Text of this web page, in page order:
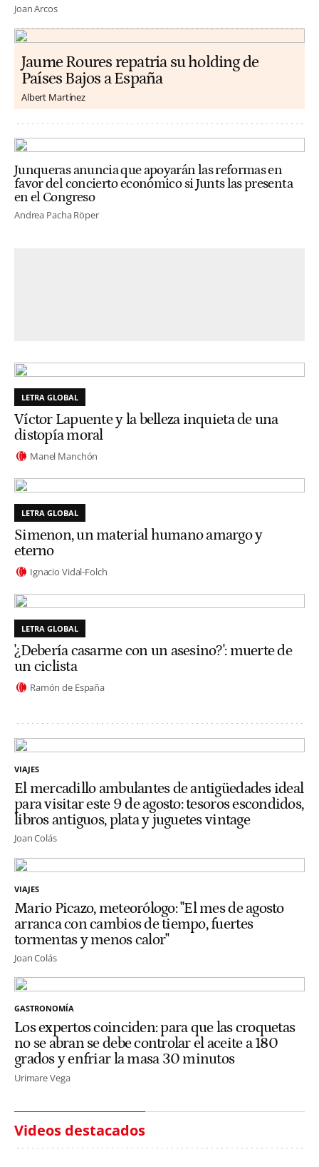
Joan Arcos
Jaume Roures repatria su holding de
Países Bajos a España
Albert Martínez
Junqueras anuncia que apoyarán las reformas en
favor del concierto económico si Junts las presenta
en el Congreso
Andrea Pacha Röper
LETRA GLOBAL
Víctor Lapuente y la belleza inquieta de una
distopía moral
Manel Manchón
LETRA GLOBAL
Simenon, un material humano amargo y
eterno
Ignacio Vidal-Folch
LETRA GLOBAL
'¿Debería casarme con un asesino?': muerte de
un ciclista
Ramón de España
VIAJES
El mercadillo ambulantes de antigüedades ideal
para visitar este 9 de agosto: tesoros escondidos,
libros antiguos, plata y juguetes vintage
Joan Colás
VIAJES
Mario Picazo, meteorólogo: "El mes de agosto
arranca con cambios de tiempo, fuertes
tormentas y menos calor"
Joan Colás
GASTRONOMÍA
Los expertos coinciden: para que las croquetas
no se abran se debe controlar el aceite a 180
grados y enfriar la masa 30 minutos
Urimare Vega
Videos destacados